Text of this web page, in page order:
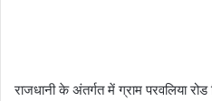
राजधानी के अंतर्गत में ग्राम परवलिया